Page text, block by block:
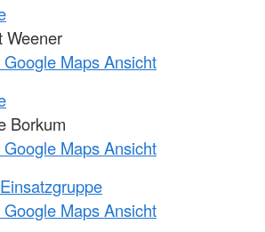
Weener
Maps Ansicht
Borkum
Maps Ansicht
Maps Ansicht